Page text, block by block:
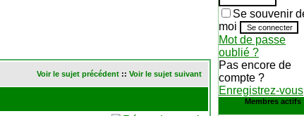
Voir le sujet précédent :: Voir le sujet suivant
Se souvenir
moi
Mot de passe
oublié ?
Pas encore de
compte ?
Enregistrez-vous
Membres actifs